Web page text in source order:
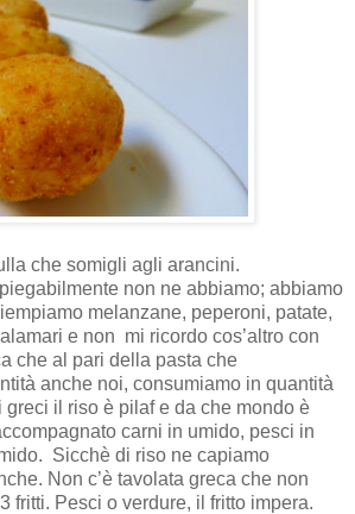
che somigli agli arancini.
non ne abbiamo; abbiamo
melanzane, peperoni, patate,
e non mi ricordo cos’altro con
che al pari della pasta che
anche noi, consumiamo in quantità
greci il riso è pilaf e da che mondo è
carni in umido, pesci in
Sicchè di riso ne capiamo
Non c’è tavolata greca che non
fritti. Pesci o verdure, il fritto impera.